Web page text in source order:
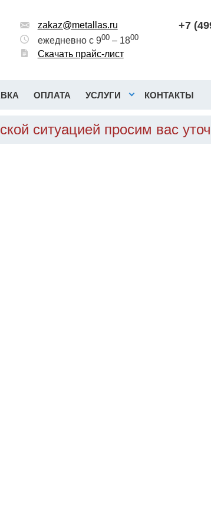
zakaz@metallas.ru
ежедневно с 900– 1800
Скачать прайс-лист
+7
ОПЛАТА УСЛУГИ КОНТАКТЫ
ситуацией просим вас